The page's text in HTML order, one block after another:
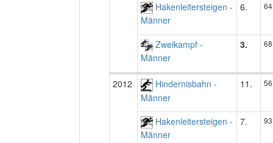
Hakenleitersteigen -
Männer
6. 64
Zweikampf -
Männer
3. 68
2012
Hindernisbahn -
Männer
11. 56
Hakenleitersteigen -
Männer
7. 93